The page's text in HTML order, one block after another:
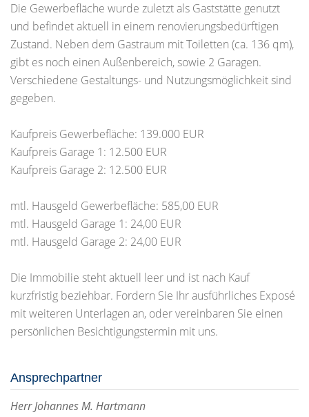
Die Gewerbefläche wurde zuletzt als Gaststätte genutzt
und befindet aktuell in einem renovierungsbedürftigen
Zustand. Neben dem Gastraum mit Toiletten (ca. 136 qm),
gibt es noch einen Außenbereich, sowie 2 Garagen.
Verschiedene Gestaltungs- und Nutzungsmöglichkeit sind
gegeben.
Kaufpreis Gewerbefläche: 139.000 EUR
Kaufpreis Garage 1: 12.500 EUR
Kaufpreis Garage 2: 12.500 EUR
mtl. Hausgeld Gewerbefläche: 585,00 EUR
mtl. Hausgeld Garage 1: 24,00 EUR
mtl. Hausgeld Garage 2: 24,00 EUR
Die Immobilie steht aktuell leer und ist nach Kauf
kurzfristig beziehbar. Fordern Sie Ihr ausführliches Exposé
mit weiteren Unterlagen an, oder vereinbaren Sie einen
persönlichen Besichtigungstermin mit uns.
Ansprechpartner
Herr Johannes M. Hartmann